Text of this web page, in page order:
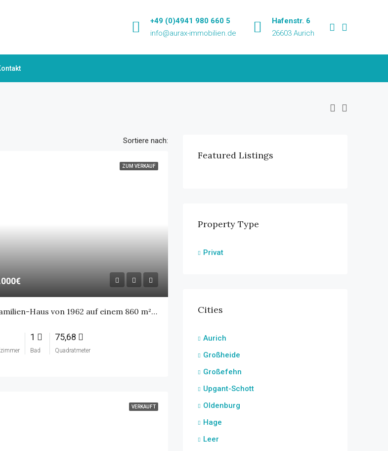
+49 (0)4941 980 660 5
info@aurax-immobilien.de
Hafenstr. 6
26603 Aurich
Sortiere nach:
ZUM VERKAUF
Einfamilien-Haus von 1962 auf einem 860 m² Grundstück
1
Bad
75,68
Quadratmeter
VERKAUFT
Featured Listings
Property Type
Privat
Cities
Aurich
Großheide
Großefehn
Upgant-Schott
Oldenburg
Hage
Leer